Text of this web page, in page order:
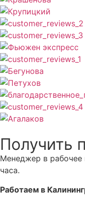
Получить
Менеджер в рабочее
часа.
Работаем в